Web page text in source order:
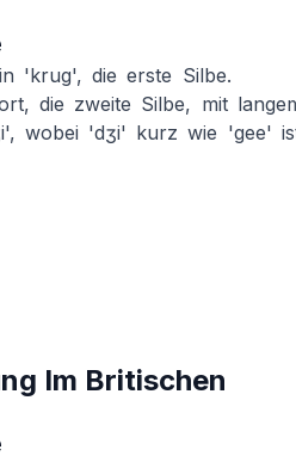
'krug', die erste Silbe.
die zweite Silbe, mit
wobei 'dʒi' kurz wie 'gee'
Im Britischen